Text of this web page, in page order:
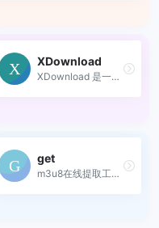
XDownload
XDownload 是一个用于下载高...
get
m3u8在线提取工具，可添加多...